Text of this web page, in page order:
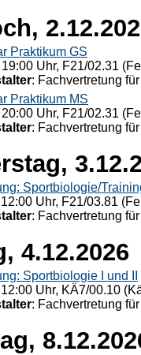
Praktikum GS
Uhr, F21/02.31
: Fachvertretung
Praktikum MS
Uhr, F21/02.31
: Fachvertretung
Sportbiologie/
Uhr, F21/03.81
: Fachvertretung
4.12.2026
Sportbiologie I und II
Uhr, KÄ7/00.10
: Fachvertretung